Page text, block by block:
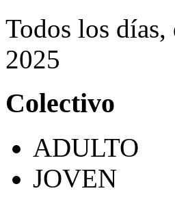
Todos los
2025
Colectivo
ADULTO
JOVEN